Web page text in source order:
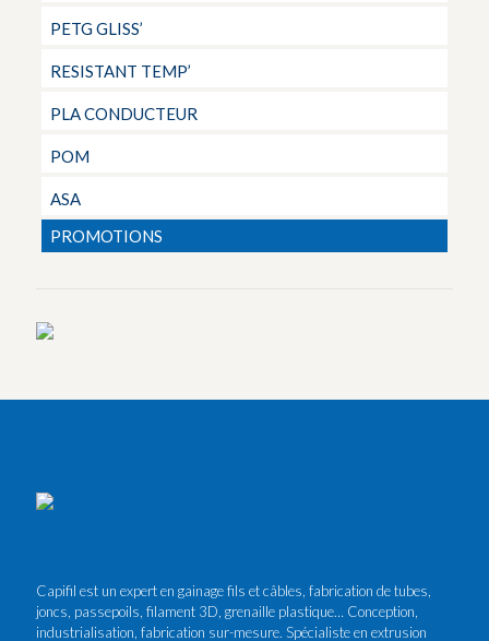
PETG GLISS’
RESISTANT TEMP’
PLA CONDUCTEUR
POM
ASA
PROMOTIONS
Capifil est un expert en gainage fils et câbles, fabrication de tubes,
joncs, passepoils, filament 3D, grenaille plastique… Conception,
industrialisation, fabrication sur-mesure. Spécialiste en extrusion